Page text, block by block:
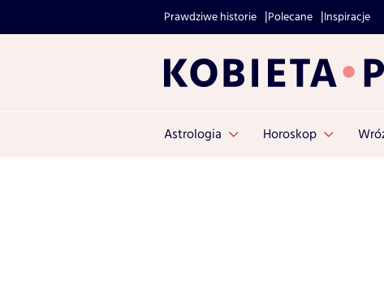
Prawdziwe historie Polecane Inspiracje
Astrologia Horoskop